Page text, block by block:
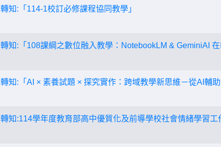
轉知:「114-1校訂必修課程協同教學」
轉知:「108課綱之數位融入教學：NotebookLM & GeminiAI 在
轉知:「AI × 素養試題 × 探究實作：跨域教學新思維－從AI輔
轉知:114學年度教育部高中優質化及前導學校社會情緒學習工